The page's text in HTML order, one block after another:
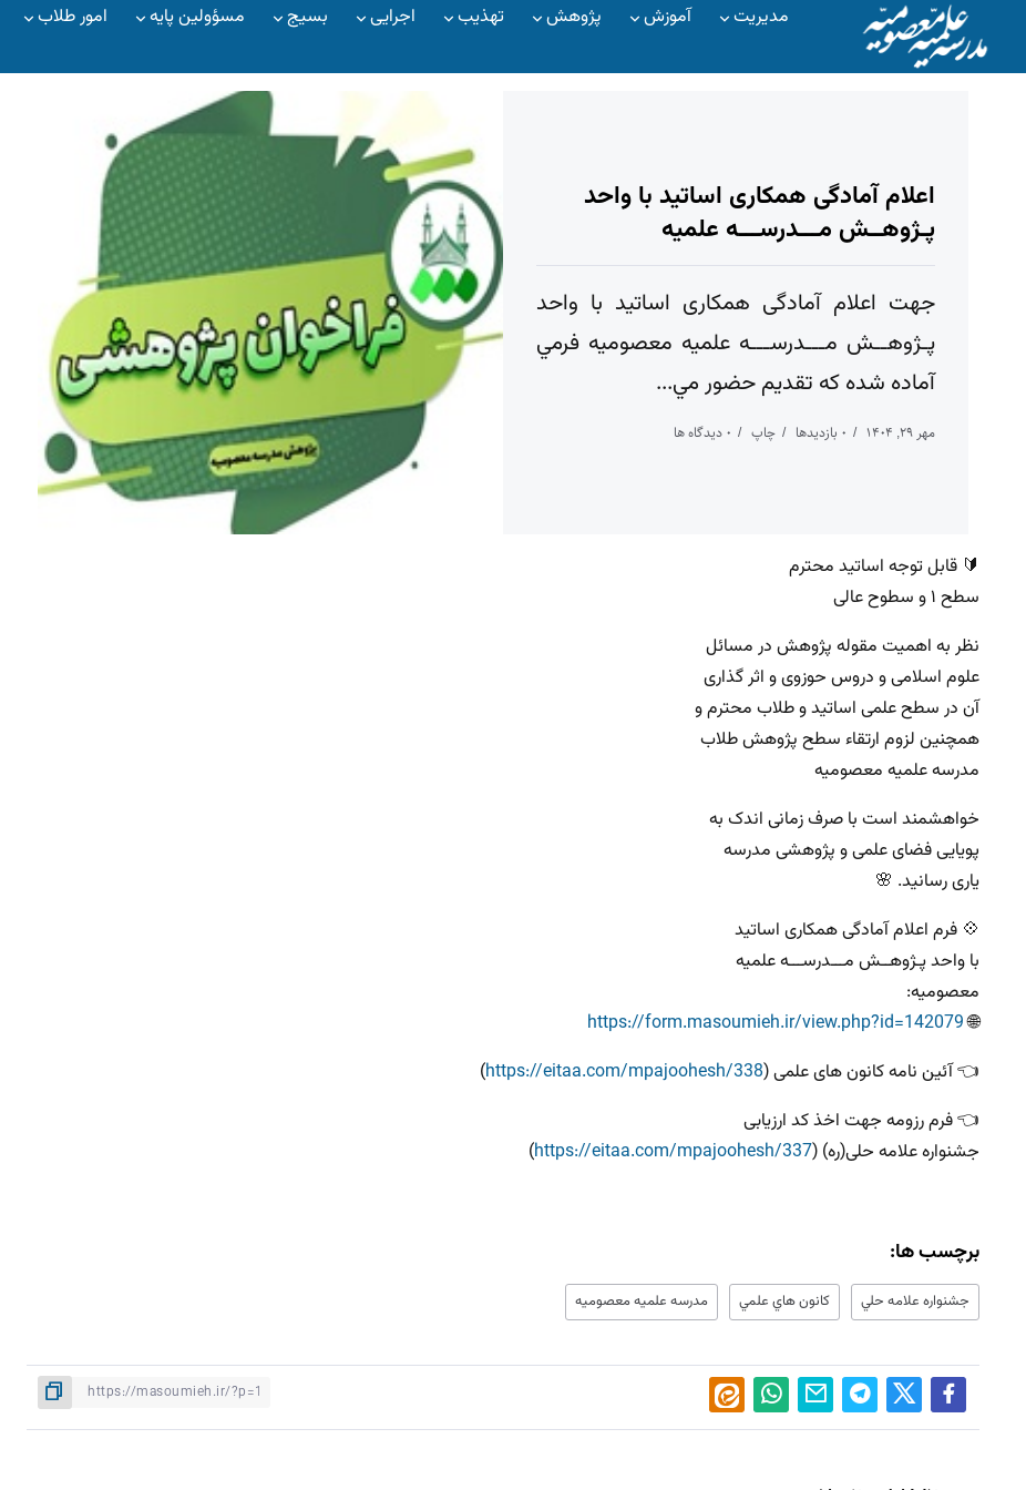
مدیریت آموزش پژوهش تهذیب اجرایی بسیج مسؤولین پایه امور طلاب
اعلام آمادگی همکاری اساتید با واحد
پـژوهــش مـــدرســـه علمیه
جهت اعلام آمادگی همکاری اساتید با واحد
پـژوهــش مـــدرســـه علمیه معصومیه فرمي
آماده شده كه تقديم حضور مي...
مهر ۲۹, ۱۴۰۴ ۰ بازدیدها چاپ ۰ دیدگاه ها
‌🔰 قابل توجه اساتید محترم
سطح ۱ و سطوح عالی
نظر به اهمیت مقوله پژوهش در مسائل
علوم اسلامی و دروس حوزوی و اثر گذاری
آن در سطح علمی اساتید و طلاب محترم و
همچنین لزوم ارتقاء سطح پژوهش طلاب
مدرسه علمیه معصومیه
خواهشمند است با صرف زمانی اندک به
پویایی فضای علمی و پژوهشی مدرسه
یاری رسانید. 🌸
💠 فرم اعلام آمادگی همکاری اساتید
با واحد پـژوهــش مـــدرســـه علمیه
معصومیه:
🌐
https://form.masoumieh.ir/view.php?id=142079
👈 آئین نامه کانون های علمی (https://eitaa.com/mpajoohesh/338
)
‌👈 فرم رزومه جهت اخذ کد ارزیابی
جشنواره علامه حلی(ره) (https://eitaa.com/mpajoohesh/337
)
برچسب ها:
جشنواره علامه حلي كانون هاي علمي مدرسه علميه معصوميه